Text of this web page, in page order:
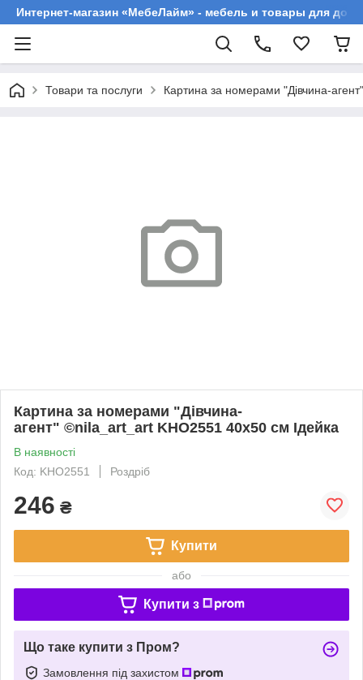
Интернет-магазин «МебеЛайм» - мебель и товары для
Товари та послуги Картина за номерами "Дівчина-
Картина за номерами "Дівчина-
агент" ©nila_art_art KHO2551 40х50 см Ідейка
В наявності
Код: KHO2551
Роздріб
246 ₴
Купити
або
Купити з
Що таке купити з Пром?
Замовлення під захистом